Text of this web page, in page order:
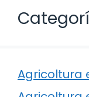
Agricoltura